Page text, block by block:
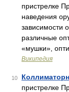
пристрелке
наведения
зависимости
различные
«мушки»,
Википедия
10
пристрелке